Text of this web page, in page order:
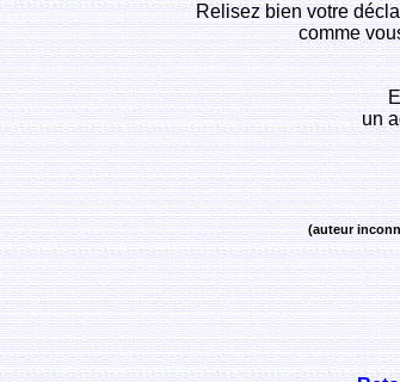
Relisez bien votre
comme
un
(auteur